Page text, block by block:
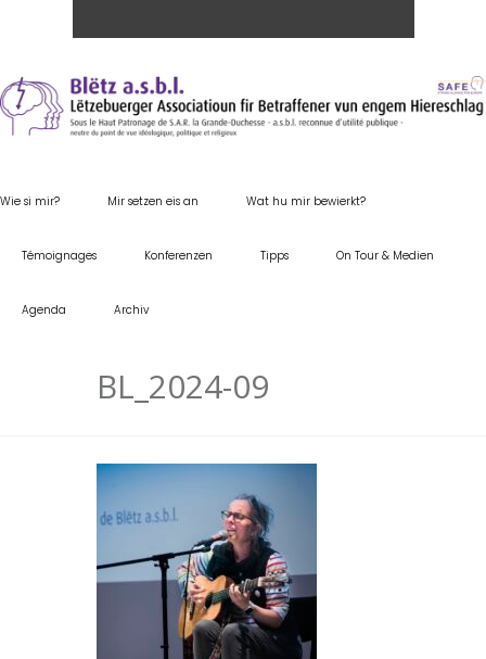
Wie si mir? Mir setzen eis an Wat hu mir bewierkt?
Témoignages Konferenzen Tipps On Tour & Medien
Agenda Archiv
BL_2024-09